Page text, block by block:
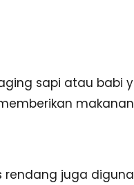
sapi atau babi
rendang juga